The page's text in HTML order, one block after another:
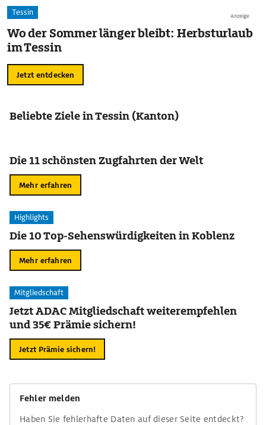
Anzeige
Tessin
Wo der Sommer länger bleibt: Herbsturlaub
im Tessin
Jetzt entdecken
Beliebte Ziele in Tessin (Kanton)
Die 11 schönsten Zugfahrten der Welt
Mehr erfahren
Highlights
Die 10 Top-Sehenswürdigkeiten in Koblenz
Mehr erfahren
Mitgliedschaft
Jetzt ADAC Mitgliedschaft weiterempfehlen
und 35€ Prämie sichern!
Jetzt Prämie sichern!
Fehler melden
Haben Sie fehlerhafte Daten auf dieser Seite entdeckt?